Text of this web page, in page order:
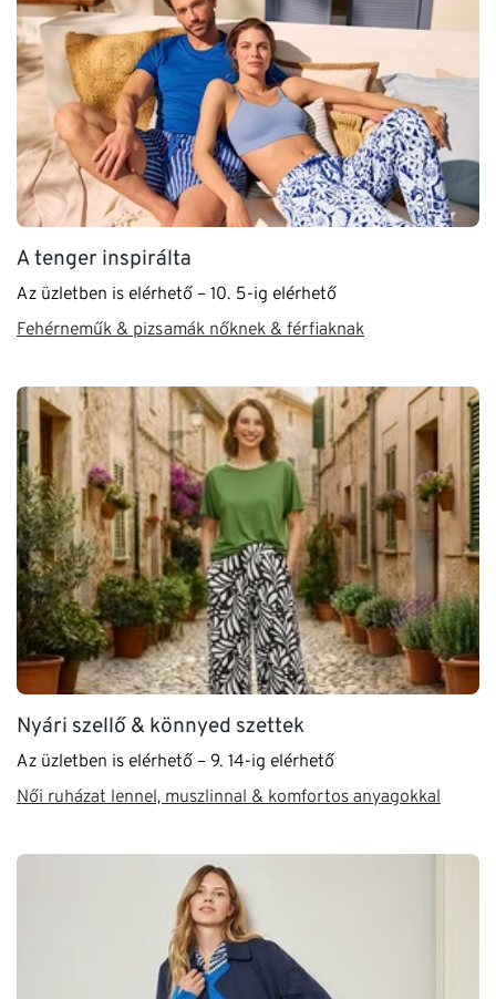
A tenger inspirálta
Az üzletben is elérhető – 10. 5-ig elérhető
Fehérneműk & pizsamák nőknek & férfiaknak
Nyári szellő & könnyed szettek
Az üzletben is elérhető – 9. 14-ig elérhető
Női ruházat lennel, muszlinnal & komfortos anyagokkal